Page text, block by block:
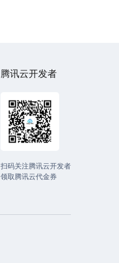
腾讯云开发者
扫码关注腾讯云开发者
领取腾讯云代金券